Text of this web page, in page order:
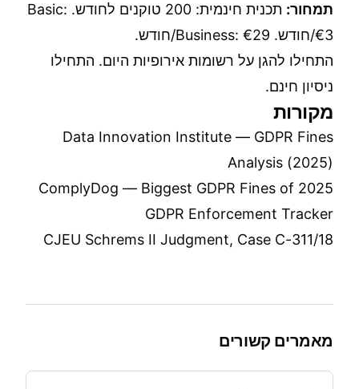
תמחור:
תכנית חינמית: 200 טוקנים לחודש. Basic:
€3/חודש. Business: €29/חודש.
התחילו להגן על רשומות אירופיות היום. התחילו
ניסיון חינם.
מקורות
Data Innovation Institute — GDPR Fines
Analysis (2025)
ComplyDog — Biggest GDPR Fines of 2025
GDPR Enforcement Tracker
CJEU Schrems II Judgment, Case C-311/18
מאמרים קשורים